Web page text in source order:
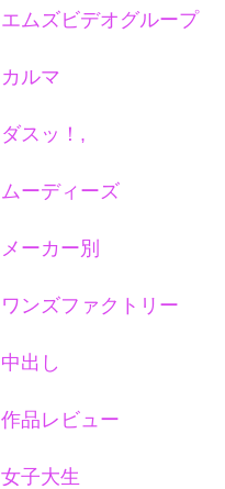
エムズビデオグループ
カルマ
ダスッ！,
ムーディーズ
メーカー別
ワンズファクトリー
中出し
作品レビュー
女子大生